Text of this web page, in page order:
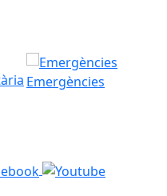
Emergències